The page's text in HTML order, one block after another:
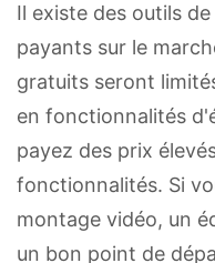
Il existe des outils
payants sur le
gratuits seront
en fonctionnalités
payez des prix
fonctionnalités. Si
montage vidéo, un
un bon point de